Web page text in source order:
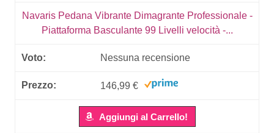
Navaris Pedana Vibrante Dimagrante Professionale -
Piattaforma Basculante 99 Livelli velocità -...
Nessuna recensione
146,99 €
Aggiungi al Carrello!